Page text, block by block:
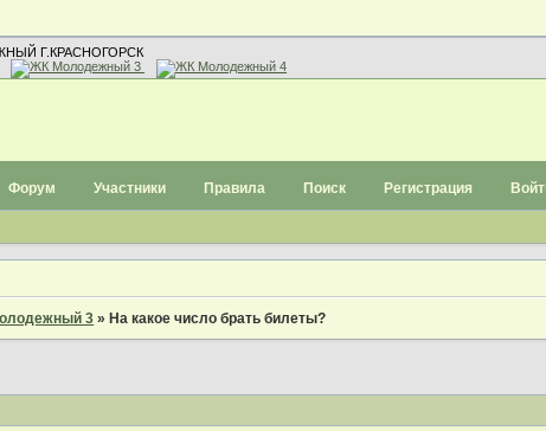
Г.КРАСНОГОРСК
Форум Участники Правила Поиск Регистрация
3 » На какое число брать билеты?